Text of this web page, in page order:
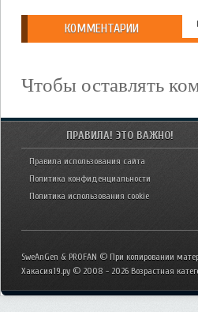
КОММЕНТАРИИ
Чтобы оставлять
ПРАВИЛА! ЭТО ВАЖНО!
Правила использования сайта
Политика конфиденциальности
Политика использования cookie
SweAnGen & PROFAN © При копировании
Хакасия19.ру © 2008 - 2026 Возрастная